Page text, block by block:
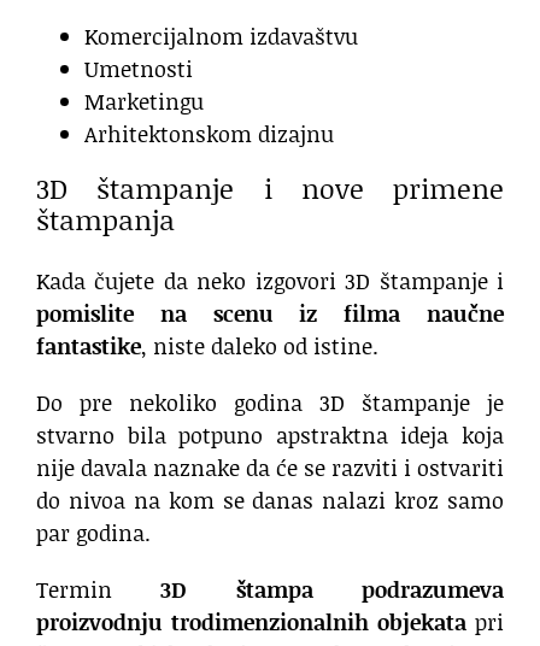
Komercijalnom izdavaštvu
Umetnosti
Marketingu
Arhitektonskom dizajnu
3D štampanje i nove primene
štampanja
Kada čujete da neko izgovori 3D štampanje i
pomislite na scenu iz filma naučne
fantastike, niste daleko od istine.
Do pre nekoliko godina 3D štampanje je
stvarno bila potpuno apstraktna ideja koja
nije davala naznake da će se razviti i ostvariti
do nivoa na kom se danas nalazi kroz samo
par godina.
Termin 3D štampa podrazumeva
proizvodnju trodimenzionalnih objekata pri